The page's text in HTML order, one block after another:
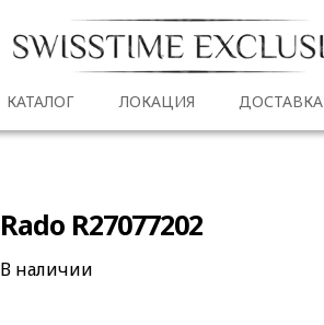
КАТАЛОГ ЛОКАЦИЯ ДОСТАВКА
Rado R27077202
В наличии